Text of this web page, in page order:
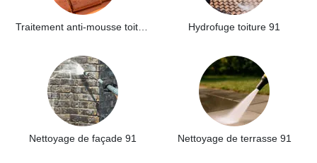
Hydrofuge toiture 91
Nettoyage de façade 91 Nettoyage de terrasse 91